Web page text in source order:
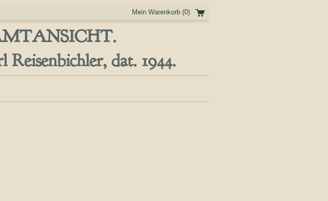
Mein Warenkorb (0)
dat. 1944.